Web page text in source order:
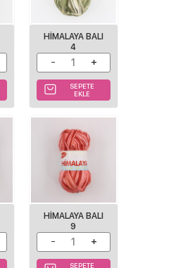
HIMALAYA BALI
4
SEPETE
EKLE
HIMALAYA BALI
9
SEPETE